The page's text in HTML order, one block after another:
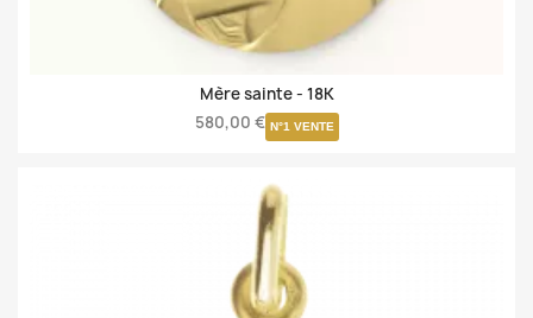
Mère sainte - 18K
580,00 € N°1 VENTE